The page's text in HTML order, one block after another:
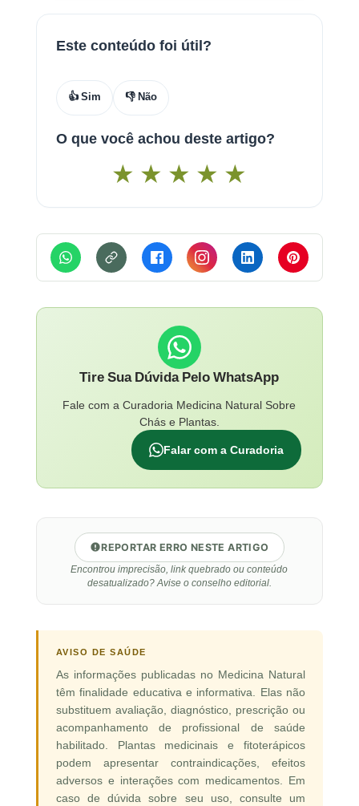
Este conteúdo foi útil?
👍 Sim 👎 Não
O que você achou deste artigo?
★ ★ ★ ★ ★
Tire Sua Dúvida Pelo WhatsApp
Fale com a Curadoria Medicina Natural Sobre
Chás e Plantas.
Falar com a Curadoria
REPORTAR ERRO NESTE ARTIGO
Encontrou imprecisão, link quebrado ou conteúdo
desatualizado? Avise o conselho editorial.
AVISO DE SAÚDE
As informações publicadas no Medicina Natural
têm finalidade educativa e informativa. Elas não
substituem avaliação, diagnóstico, prescrição ou
acompanhamento de profissional de saúde
habilitado. Plantas medicinais e fitoterápicos
podem apresentar contraindicações, efeitos
adversos e interações com medicamentos. Em
caso de dúvida sobre seu uso, consulte um